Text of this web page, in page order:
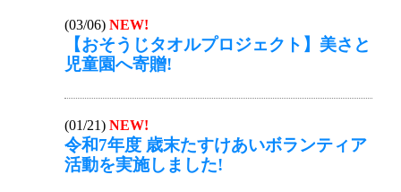
(03/06) NEW!
【おそうじタオルプロジェクト】美さと
児童園へ寄贈!
(01/21) NEW!
令和7年度 歳末たすけあいボランティア
活動を実施しました!